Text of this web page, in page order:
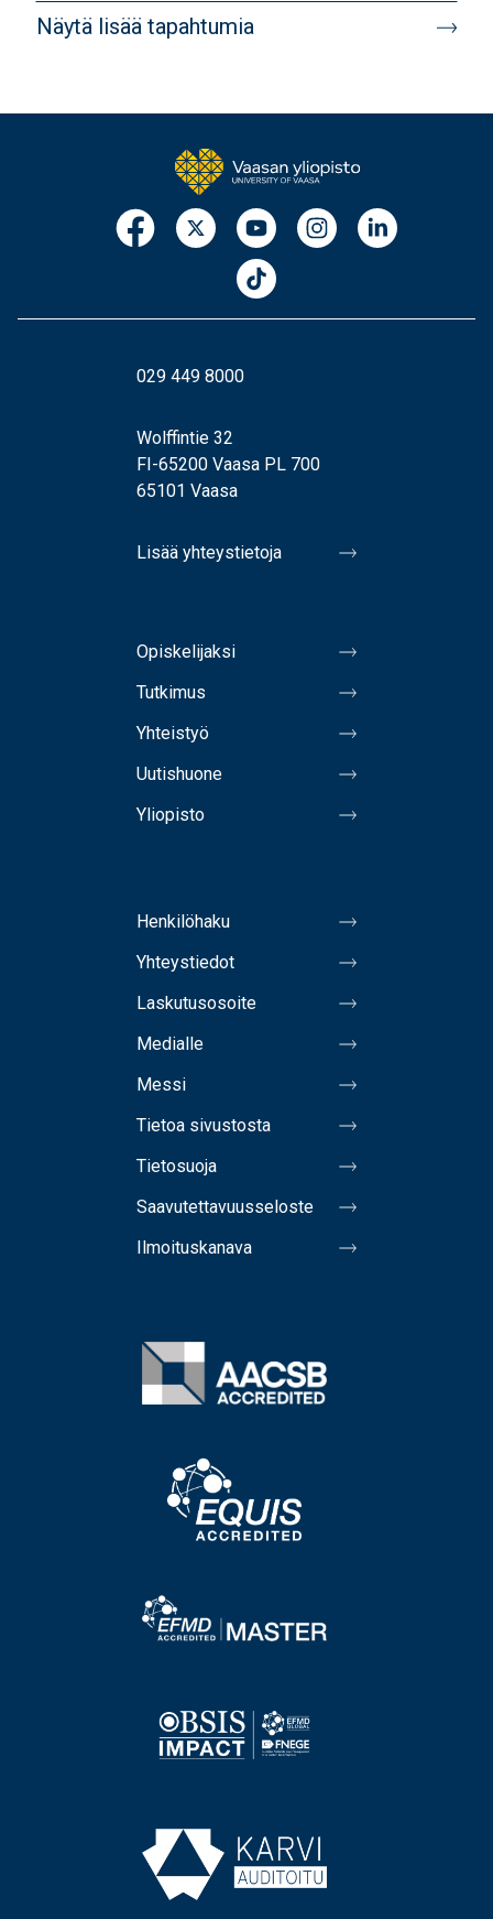
Näytä lisää tapahtumia
029 449 8000
Wolffintie 32
FI-65200 Vaasa PL 700
65101 Vaasa
Lisää yhteystietoja
Opiskelijaksi
Tutkimus
Yhteistyö
Uutishuone
Yliopisto
Henkilöhaku
Yhteystiedot
Laskutusosoite
Medialle
Messi
Tietoa sivustosta
Tietosuoja
Saavutettavuusseloste
Ilmoituskanava
Image
Image
Image
Image
Image